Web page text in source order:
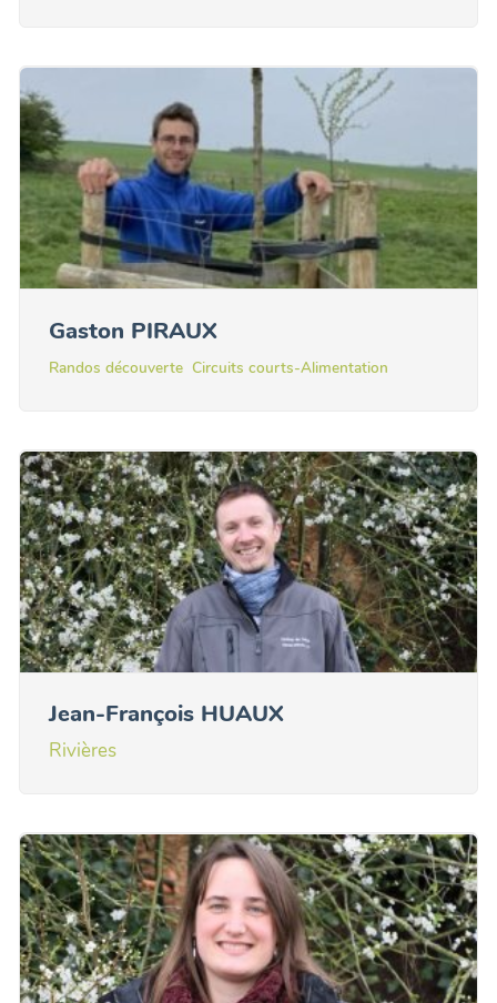
Gaston PIRAUX
Randos découverte Circuits courts-Alimentation
Jean-François HUAUX
Rivières